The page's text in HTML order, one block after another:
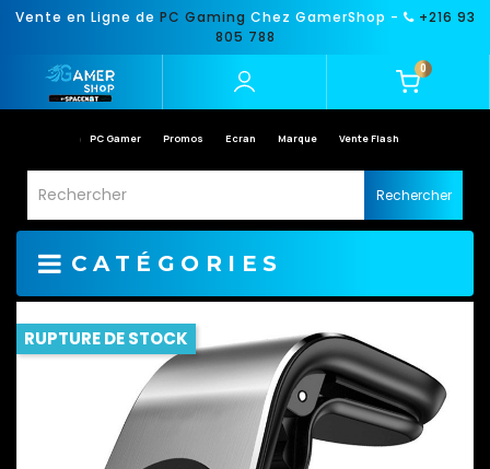
Vente en Ligne de PC Gaming Chez GamerShop -
+216 93
805 788
0
PC Gamer Promos Ecran Marque Vente Flash
Rechercher
CATÉGORIES
RUPTURE DE STOCK